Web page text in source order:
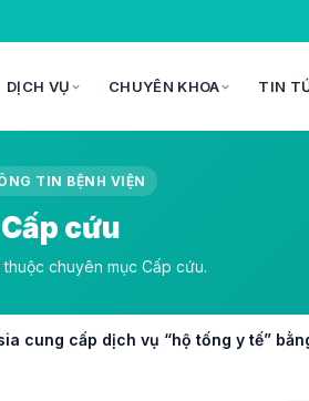
DỊCH VỤ CHUYÊN KHOA TIN
TIN BỆNH VIỆN
Cấp cứu
chuyên mục Cấp cứu.
cung cấp dịch vụ “hộ tống y tế”